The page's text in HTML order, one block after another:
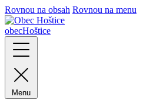
Rovnou na obsah Rovnou na menu
obecHoštice
Menu